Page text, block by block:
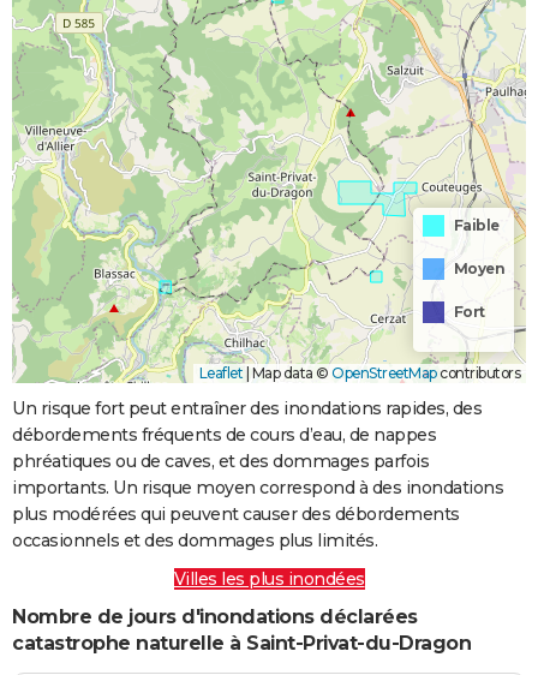
Faible
Moyen
Fort
Leaflet Map data © OpenStreetMapcontributors
Un risque fort peut entraîner des inondations rapides, des
débordements fréquents de cours d’eau, de nappes
phréatiques ou de caves, et des dommages parfois
importants. Un risque moyen correspond à des inondations
plus modérées qui peuvent causer des débordements
occasionnels et des dommages plus limités.
Villes les plus inondées
Nombre de jours d'inondations déclarées
catastrophe naturelle à Saint-Privat-du-Dragon